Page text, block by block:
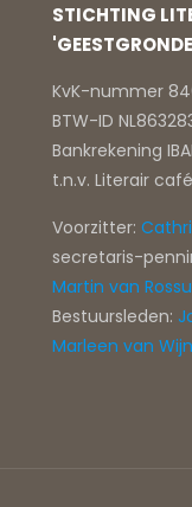
STICHTING
KvK-nummer
BTW-ID
Bankrekening
t.n.v. Literair
Voorzitter:
secretaris-
Martin van
Bestuursleden:
Marleen van